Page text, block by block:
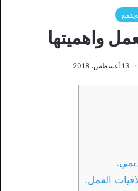
واهميتها
13 أغسطس، 2018
العمل.